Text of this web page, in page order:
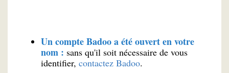
Un compte Badoo a été ouvert en votre
nom : sans qu'il soit nécessaire de vous
identifier, contactez Badoo.